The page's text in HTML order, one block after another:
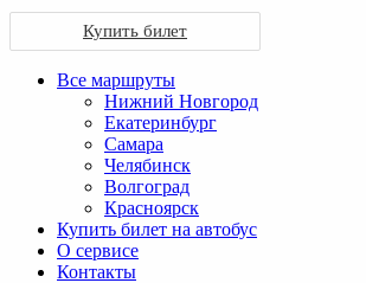
Купить билет
Все маршруты
Нижний Новгород
Екатеринбург
Самара
Челябинск
Волгоград
Красноярск
Купить билет на автобус
О сервисе
Контакты